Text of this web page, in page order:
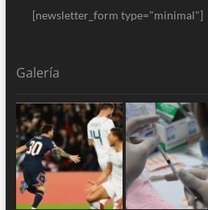
[newsletter_form type="minimal"]
Galería